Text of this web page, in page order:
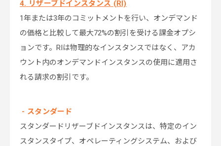
4. リザーブドインスタンス (RI)
1年または3年のコミットメントを行い、オンデマンド
の価格と比較して最大72%の割引を受ける課金オプシ
ョンです。RIは物理的なインスタンスではなく、アカ
ウント内のオンデマンドインスタンスの使用に適用さ
れる請求の割引です。
- スタンダード
スタンダードリザーブドインスタンスは、特定のイン
スタンスタイプ、オペレーティングシステム、および